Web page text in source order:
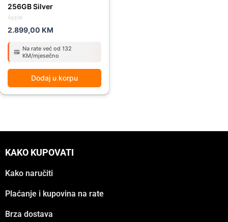
Apple
256GB Silver
2.899,00 KM
Na rate već od 132
KM/mjesečno
Dodaj u korpu
KAKO KUPOVATI
Kako naručiti
Plaćanje i kupovina na rate
Brza dostava